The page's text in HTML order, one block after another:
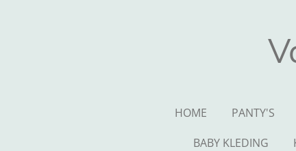
HOME PANTY'S
BABY KLEDING